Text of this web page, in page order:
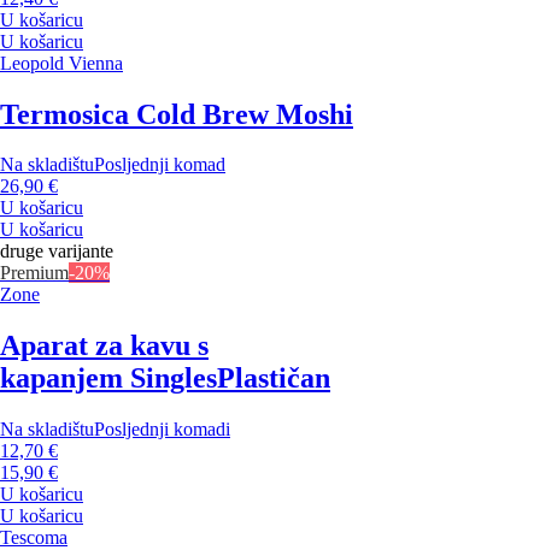
U košaricu
U košaricu
Leopold Vienna
Termosica Cold Brew Moshi
Na skladištuPosljednji komad
26,90 €
U košaricu
U košaricu
druge varijante
Premium-20%
Zone
Aparat za kavu s
kapanjem SinglesPlastičan
Na skladištuPosljednji komadi
12,70 €
15,90 €
U košaricu
U košaricu
Tescoma